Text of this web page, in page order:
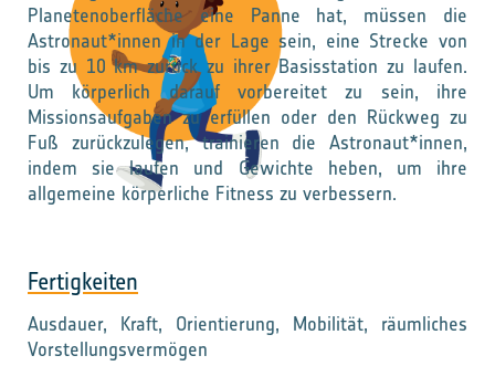
Planetenoberfläche eine Panne hat, müssen die
Astronaut*innen in der Lage sein, eine Strecke von
bis zu 10 km zurück zu ihrer Basisstation zu laufen.
Um körperlich darauf vorbereitet zu sein, ihre
Missionsaufgaben zu erfüllen oder den Rückweg zu
Fuß zurückzulegen, trainieren die Astronaut*innen,
indem sie laufen und Gewichte heben, um ihre
allgemeine körperliche Fitness zu verbessern.
Fertigkeiten
Ausdauer, Kraft, Orientierung, Mobilität, räumliches
Vorstellungsvermögen